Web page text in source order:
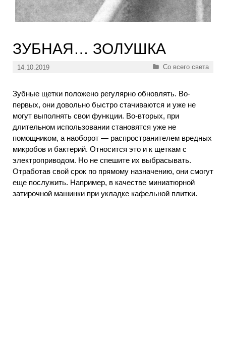
ЗУБНАЯ… ЗОЛУШКА
14.10.2019 Рубрики
Со всего света
Зубные щетки положено регулярно обновлять. Во-
первых, они довольно быстро стачиваются и уже не
могут выполнять свои функции. Во-вторых, при
длительном использовании становятся уже не
помощником, а наоборот — распространителем вредных
микробов и бактерий. Относится это и к щеткам с
электроприводом. Но не спешите их выбрасывать.
Отработав свой срок по прямому назначению, они смогут
еще послужить. Например, в качестве миниатюрной
затирочной машинки при укладке кафельной плитки.